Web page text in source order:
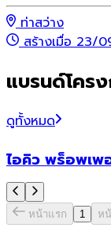
ท่าสว่าง
สร้างเมื่อ 23/
แบรนด์โคร
ดูทั้งหมด
ไอคิว พร็อพเพ
หน้าแรก 1 ห